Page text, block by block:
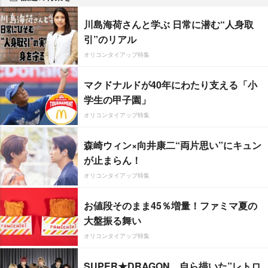
川島海荷さんと学ぶ 日常に潜む“人身取
引”のリアル
オリコンタイアップ特集
マクドナルドが40年にわたり支える「小
学生の甲子園」
オリコンタイアップ特集
森崎ウィン×向井康二“両片思い”にキュン
が止まらん！
オリコンタイアップ特集
お値段そのまま45％増量！ファミマ夏の
大盤振る舞い
オリコンタイアップ特集